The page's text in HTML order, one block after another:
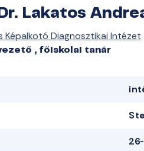
Lakatos
Képalkotó Diagnosztikai Intézet
, főiskolai tanár